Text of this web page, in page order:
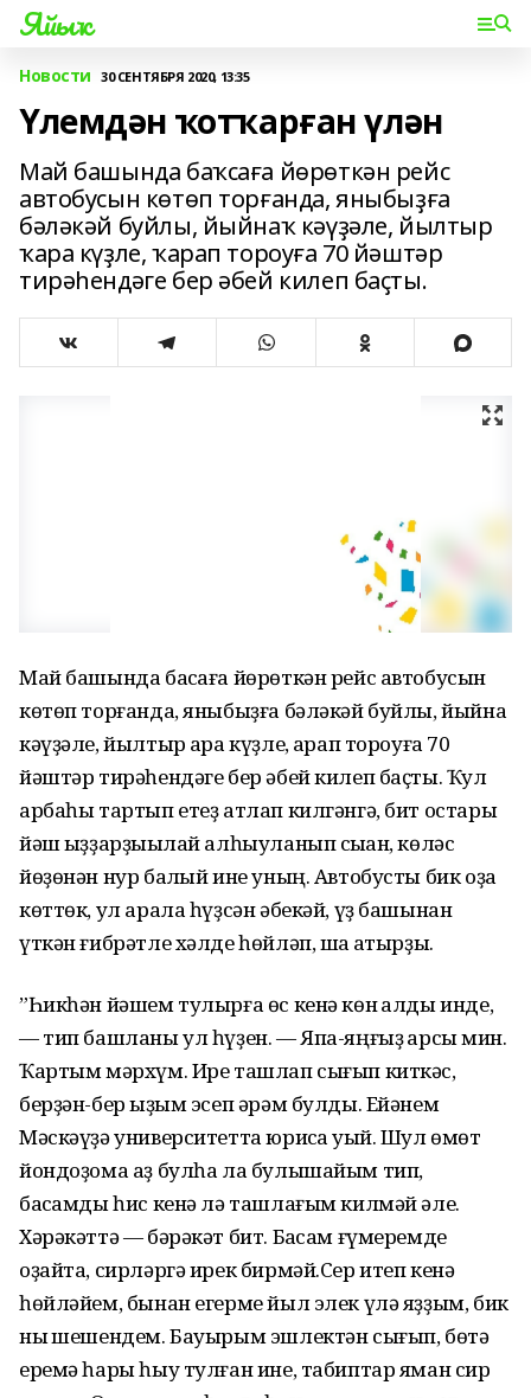
Яйыҡ
Новости 30 СЕНТЯБРЯ 2020, 13:35
Үлемдән ҡотҡарған үлән
Май башында баҡсаға йөрөткән рейс
автобусын көтөп торғанда, яныбыҙға
бәләкәй буйлы, йыйнаҡ кәүҙәле, йылтыр
ҡара күҙле, ҡарап тороуға 70 йәштәр
тирәһендәге бер әбей килеп баҫты.
Май башында баҡсаға йөрөткән рейс автобусын
көтөп торғанда, яныбыҙға бәләкәй буйлы, йыйнаҡ
кәүҙәле, йылтыр ҡара күҙле, ҡарап тороуға 70
йәштәр тирәһендәге бер әбей килеп баҫты. Ҡул
арбаһы тартып етеҙ атлап килгәнгә, бит остары
йәш ҡыҙҙарҙыҡылай алһыуланып сыҡҡан, көләс
йөҙөнән нур балҡый ине уның. Автобусты бик оҙаҡ
көттөк, ул арала һүҙсән әбекәй, үҙ башынан
үткән ғибрәтле хәлде һөйләп, шаҡ ҡатырҙы.
”Һикһән йәшем тулырға өс кенә көн ҡалды инде,
— тип башланы ул һүҙен. — Япа-яңғыҙ ҡарсыҡ мин.
Ҡартым мәрхүм. Ире ташлап сығып киткәс,
берҙән-бер ҡыҙым эсеп әрәм булды. Ейәнем
Мәскәүҙә университетта юрисҡа уҡый. Шул өмөт
йондоҙома аҙ булһа ла булышайым тип,
баҡсамды һис кенә лә ташлағым килмәй әле.
Хәрәкәттә — бәрәкәт бит. Баҡсам ғүмеремде
оҙайта, сирләргә ирек бирмәй.Сер итеп кенә
һөйләйем, бынан егерме йыл элек үлә яҙҙым, бик
ныҡ шешендем. Бауырым эшлектән сығып, бөтә
еремә һары һыу тулған ине, табиптар яман сир